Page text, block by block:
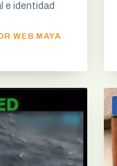
e identidad
WEB MAYA